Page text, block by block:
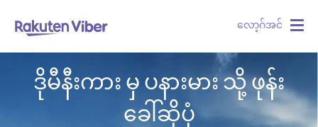
လော့ဂ်အင်
ဒိုမီနီးကား မှ ပနားမား သို့ ဖုန်း
ခေါ်ဆိုပုံ